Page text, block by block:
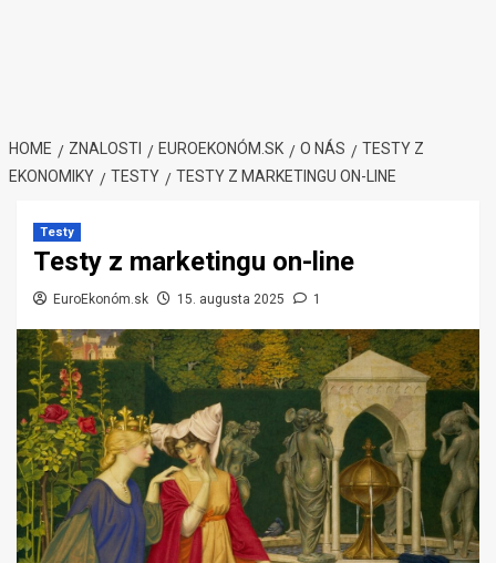
HOME ZNALOSTI EUROEKONÓM.SK O NÁS
TESTY Z
EKONOMIKY
TESTY TESTY Z MARKETINGU ON-LINE
Testy
Testy z marketingu on-line
EuroEkonóm.sk 15. augusta 2025 1